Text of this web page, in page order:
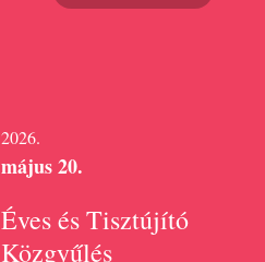
2026.
május 20.
Éves és Tisztújító
Közgyűlés